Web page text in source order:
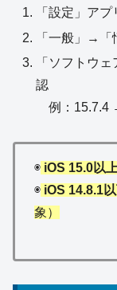
「設定」アプ
「一般」→「
「ソフトウ
認
例：15.7.4
◉ iOS 15.0以上
◉ iOS 14.8.1以
象）